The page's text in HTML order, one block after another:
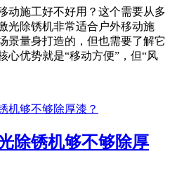
动施工好不好用？这个需要从多
光除锈机非常适合户外移动施
景量身打造的，但也需要了解它
心优势就是“移动方便”，但“风
除锈机够不够除厚